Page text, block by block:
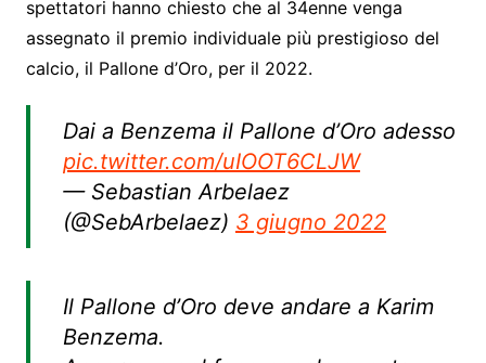
spettatori hanno chiesto che al 34enne venga
assegnato il premio individuale più prestigioso del
calcio, il Pallone d’Oro, per il 2022.
Dai a Benzema il Pallone d’Oro adesso
pic.twitter.com/uIOOT6CLJW
— Sebastian Arbelaez
(@SebArbelaez) 3 giugno 2022
Il Pallone d’Oro deve andare a Karim
Benzema.